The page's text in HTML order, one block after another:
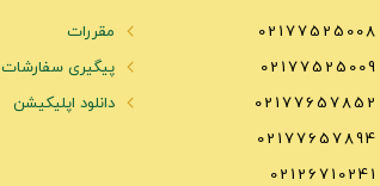
02177525008
02177525009
02177657852
02177657894
02126710241
مقررات
پیگیری سفارشات
دانلود اپلیکیشن